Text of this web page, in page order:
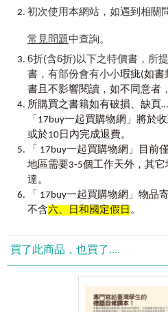
我識出版教育集團獨家研發「
學習不設限，走到哪，學到哪！
語母語人士的發音，搭配VRP虛
段，方便讀者跟讀。完整學習最
【使用說明】
本書分為【基礎篇】及【實用篇
基礎篇
西班牙語是公認最好學的語言！
學起，接著熟記各類實用單字，
句型及入門文法，便能打下良好
楚的表格呈現方式、搭配內文陰
西語文法課程時，能夠一目了然
嚴選7大生活單元，每個單元分
符合西語檢定DELE A1程度考試
初次使用本網站，如遇到相關
常見問題中查詢。
6折(含6折)以下之特價書，所
書，有部份會有小小瑕疵(如書
書且不影響閱讀 ， 如不同意者 ，
所購買之書籍如有破損、缺頁
「17buy一起買購物網」將於
或於10日內完成退費。
「 17buy一起買購物網」目前
地區需要3-5個工作天外，其
達。
「 17buy一起買購物網」物品
不含六、日和國定假日 。
買了此商品，也買了....